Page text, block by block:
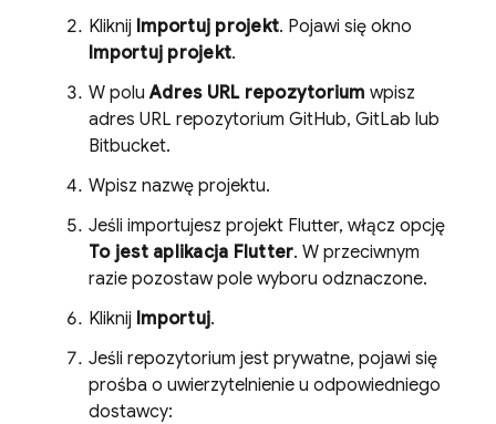
Kliknij Importuj projekt. Pojawi się okno
Importuj projekt.
W poluAdres URL repozytorium wpisz
adres URL repozytorium GitHub, GitLab lub
Bitbucket.
Wpisz nazwę projektu.
Jeśli importujesz projekt Flutter, włącz opcję
To jest aplikacja Flutter. W przeciwnym
razie pozostaw pole wyboru odznaczone.
Kliknij Importuj.
Jeśli repozytorium jest prywatne, pojawi się
prośba o uwierzytelnienie u odpowiedniego
dostawcy: